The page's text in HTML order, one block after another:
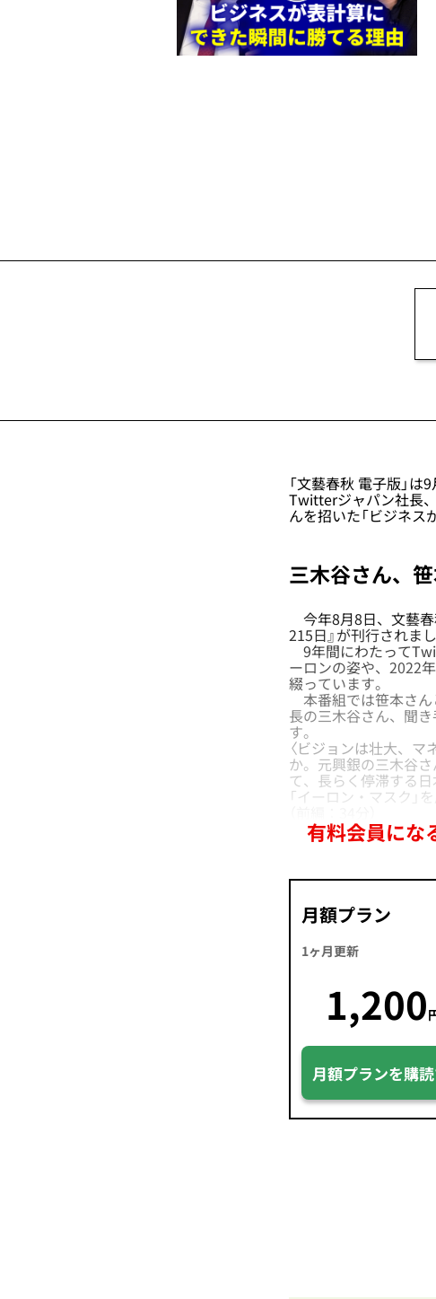
「文藝春秋 電子版」
Twitterジャパン社長
んを招いた「ビジネス
三木谷さん、
今年8月8日、文藝春
215日』が刊行されまし
9年間にわたって
ーロンの姿や、2022
綴っています。
本番組では笹本さ
長の三木谷さん、聞
す。
〈ビジョンは壮大、
か。元興銀の三木谷
て、長らく停滞する
「イーロン・マスク
有料会員にな
月額プラン
1ヶ月更新
1,200
月額プランを購